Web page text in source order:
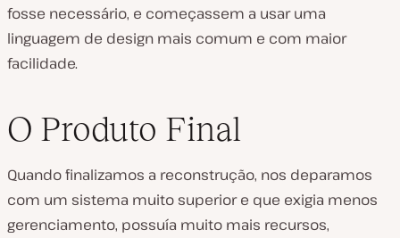
fosse necessário, e começassem a usar uma
linguagem de design mais comum e com maior
facilidade.
O Produto Final
Quando finalizamos a reconstrução, nos deparamos
com um sistema muito superior e que exigia menos
gerenciamento, possuía muito mais recursos,